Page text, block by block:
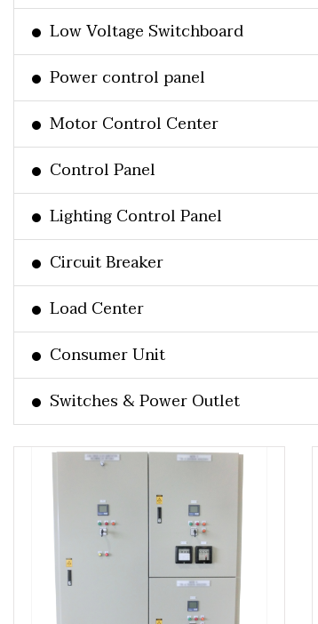
Low Voltage Switchboard
Power control panel
Motor Control Center
Control Panel
Lighting Control Panel
Circuit Breaker
Load Center
Consumer Unit
Switches & Power Outlet